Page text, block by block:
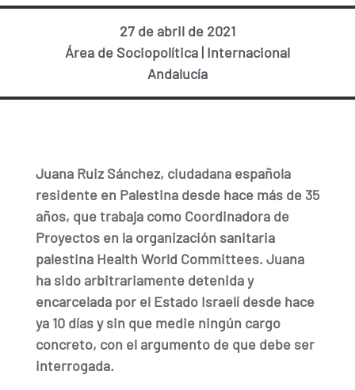
27 de abril de 2021
Área de Sociopolítica | Internacional
Andalucía
Juana Ruiz Sánchez, ciudadana española
residente en Palestina desde hace más de 35
años, que trabaja como Coordinadora de
Proyectos en la organización sanitaria
palestina Health World Committees. Juana
ha sido arbitrariamente detenida y
encarcelada por el Estado Israelí desde hace
ya 10 días y sin que medie ningún cargo
concreto, con el argumento de que debe ser
interrogada.